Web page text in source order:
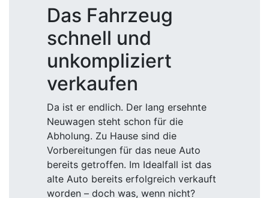
Das Fahrzeug
schnell und
unkompliziert
verkaufen
Da ist er endlich. Der lang ersehnte
Neuwagen steht schon für die
Abholung. Zu Hause sind die
Vorbereitungen für das neue Auto
bereits getroffen. Im Idealfall ist das
alte Auto bereits erfolgreich verkauft
worden – doch was, wenn nicht?